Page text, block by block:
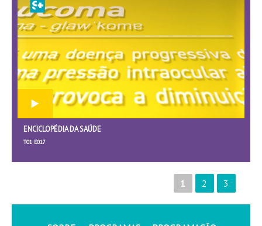
ENCICLOPÉDIA DA SAÚDE
T01 E017
1 2 3